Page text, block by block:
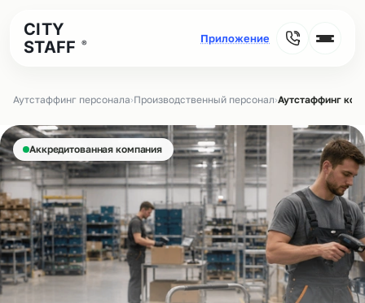
CITY
STAFF
®
Аутстаффинг персонала›Производственный персонал›Аутстаффинг
Аккредитованная компания